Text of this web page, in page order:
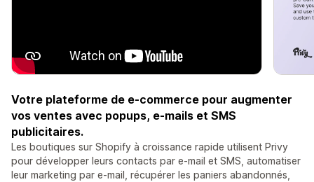
Votre plateforme de e-commerce pour augmenter
vos ventes avec popups, e-mails et SMS
publicitaires.
Les boutiques sur Shopify à croissance rapide utilisent Privy
pour développer leurs contacts par e-mail et SMS, automatiser
leur marketing par e-mail, récupérer les paniers abandonnés,